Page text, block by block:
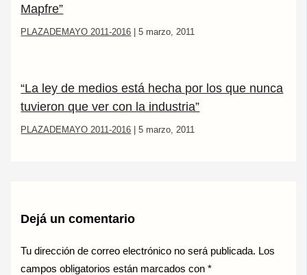
Mapfre”
PLAZADEMAYO 2011-2016 |5 marzo, 2011
“La ley de medios está hecha por los que nunca
tuvieron que ver con la industria”
PLAZADEMAYO 2011-2016 |5 marzo, 2011
Dejá un comentario
Tu dirección de correo electrónico no será publicada. Los
campos obligatorios están marcados con*